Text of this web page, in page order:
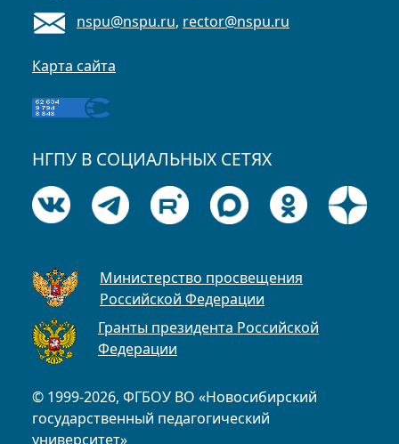
© 1999-2026, ФГБОУ ВО «Новосибирский
государственный педагогический
университет»
nspu@nspu.ru, rector@nspu.ru
Карта сайта
НГПУ В СОЦИАЛЬНЫХ СЕТЯХ
Министерство просвещения
Российской Федерации
Гранты президента Российской
Федерации